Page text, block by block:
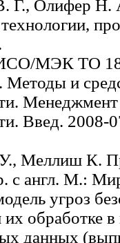
Г., Олифер Н.
МЭК ТО
Методы и
Введ.
Меллиш К.
с англ. М.:
угроз
обработке
данных